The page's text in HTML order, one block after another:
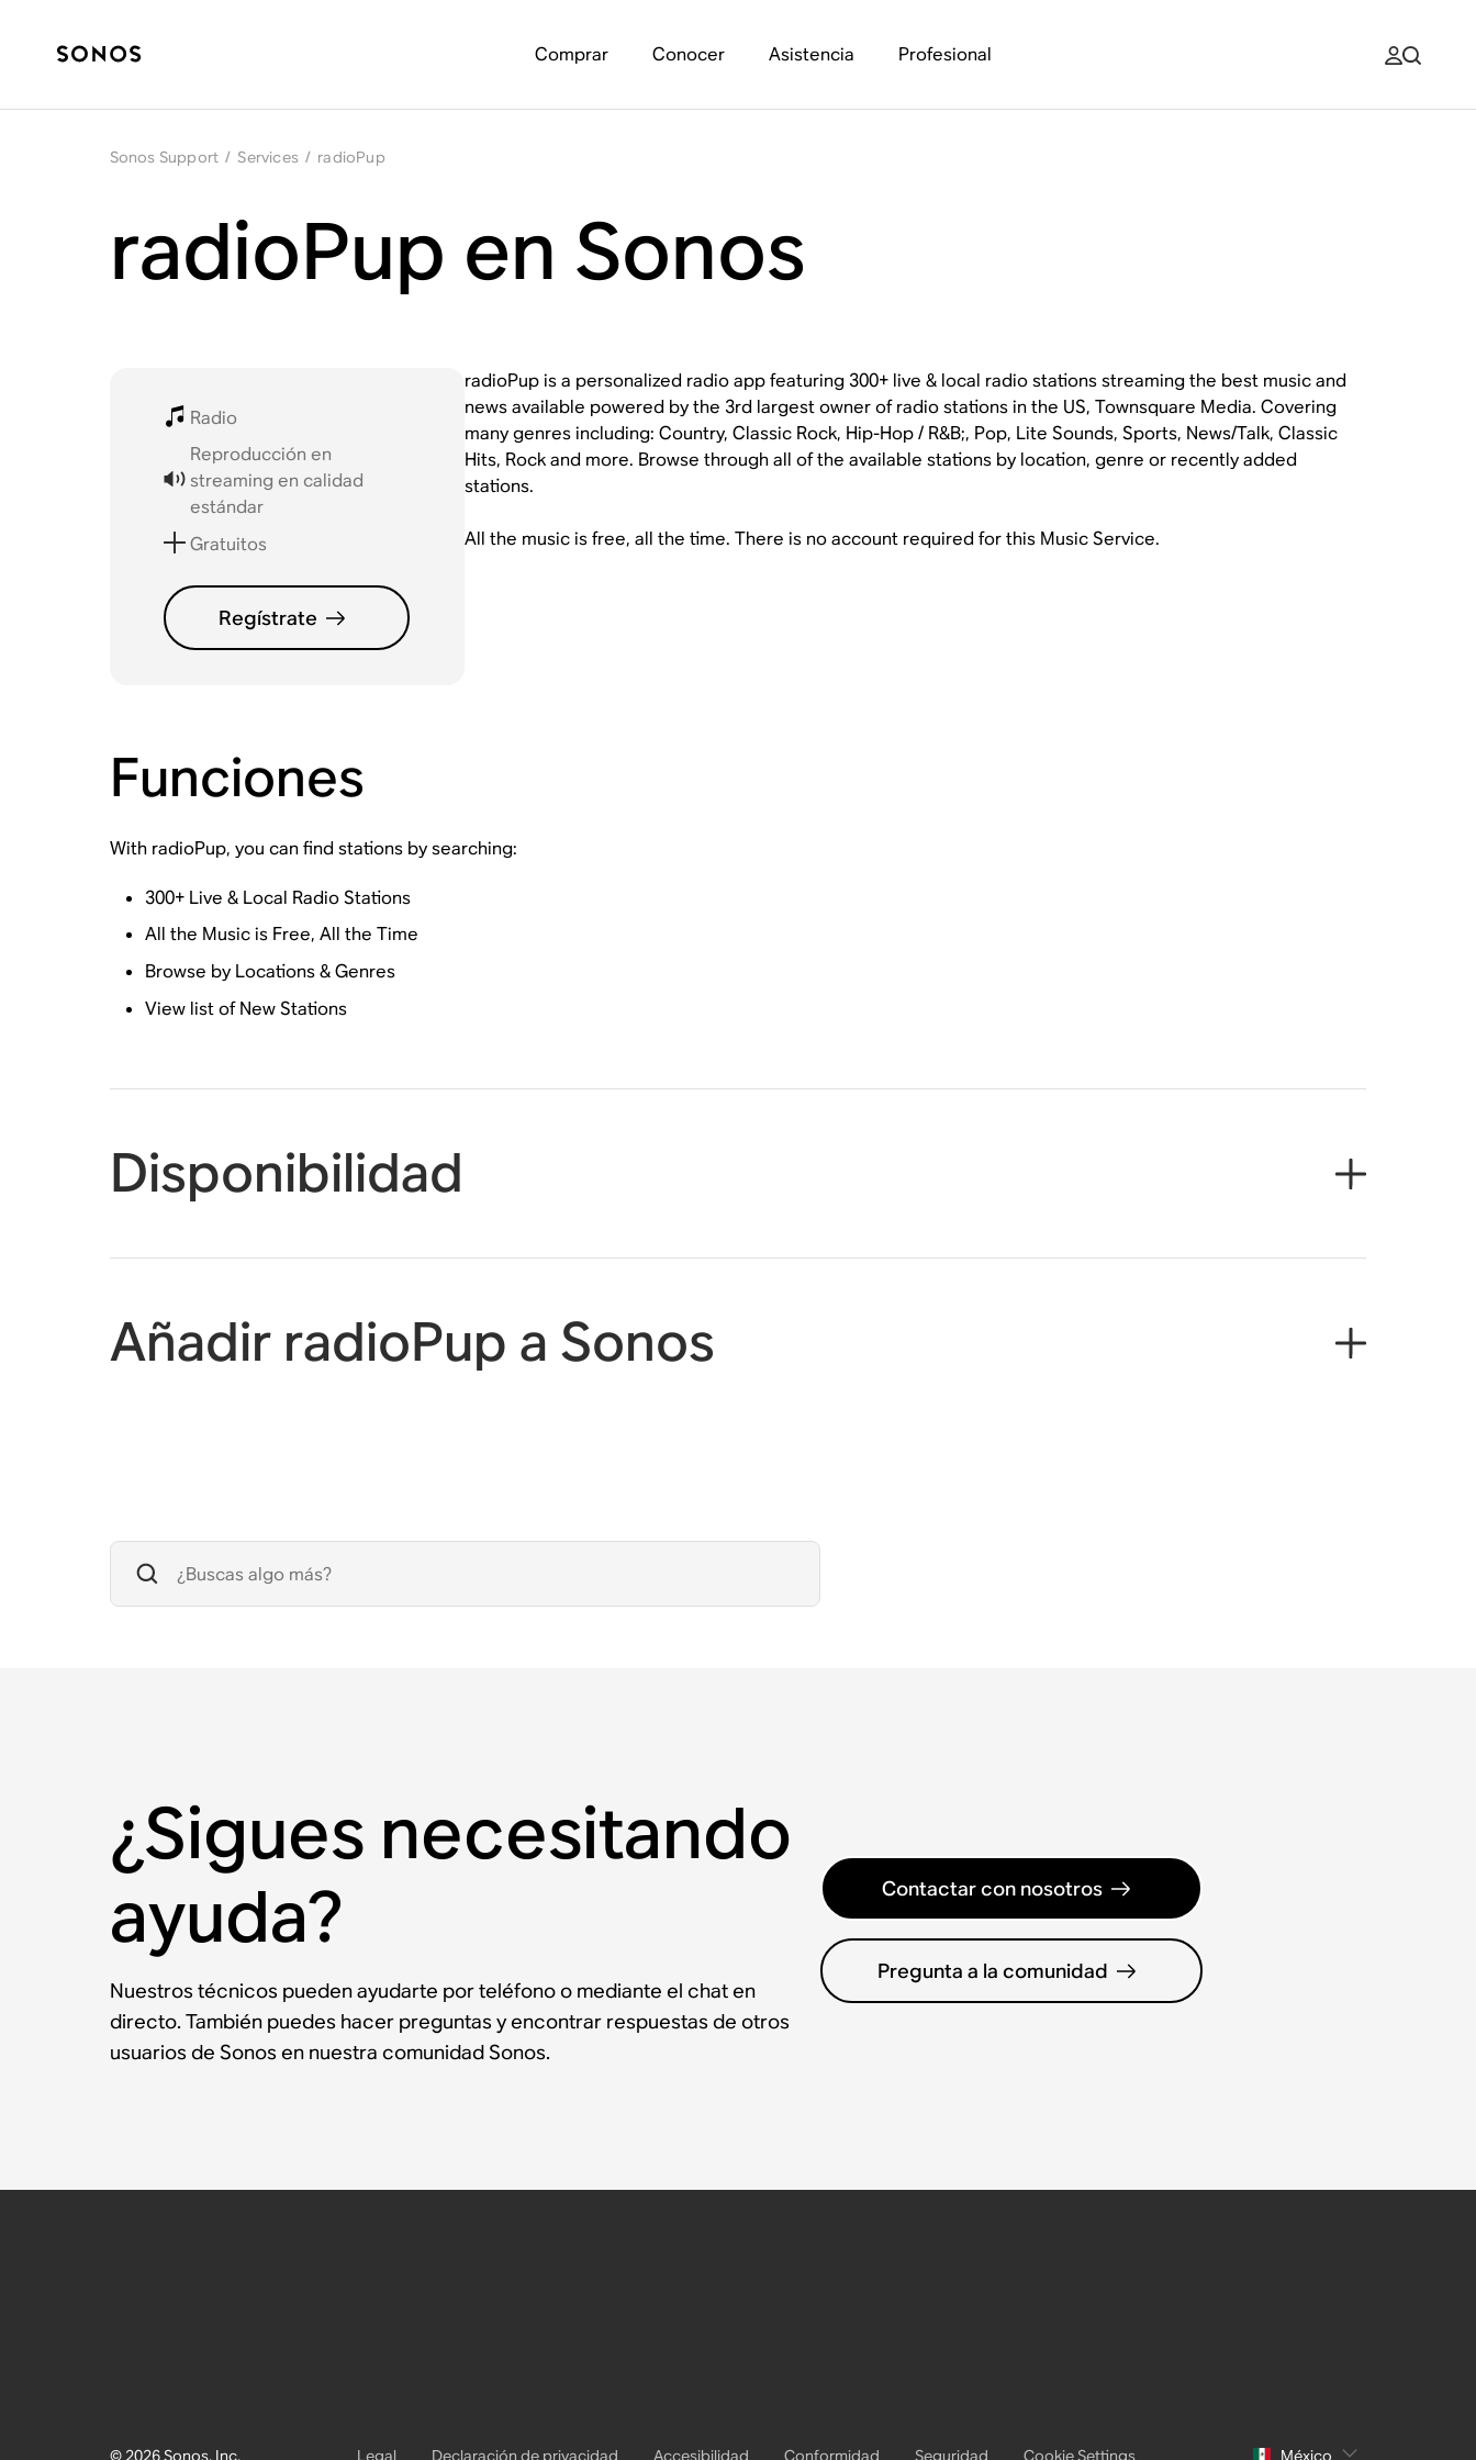
Comprar Conocer Asistencia Profesional
Sonos Support / Services / radioPup
radioPup en Sonos
Radio
Reproducción en
streaming en calidad
estándar
Gratuitos
Regístrate
radioPup is a personalized radio app featuring 300+ live & local radio stations streaming the best music and
news available powered by the 3rd largest owner of radio stations in the US, Townsquare Media. Covering
many genres including: Country, Classic Rock, Hip-Hop / R&B;, Pop, Lite Sounds, Sports, News/Talk, Classic
Hits, Rock and more. Browse through all of the available stations by location, genre or recently added
stations.
All the music is free, all the time. There is no account required for this Music Service.
Funciones
With radioPup, you can find stations by searching:
300+ Live & Local Radio Stations
All the Music is Free, All the Time
Browse by Locations & Genres
View list of New Stations
Disponibilidad
Añadir radioPup a Sonos
¿Sigues necesitando
ayuda?
Nuestros técnicos pueden ayudarte por teléfono o mediante el chat en
directo. También puedes hacer preguntas y encontrar respuestas de otros
usuarios de Sonos en nuestra comunidad Sonos.
Contactar con nosotros
Pregunta a la comunidad